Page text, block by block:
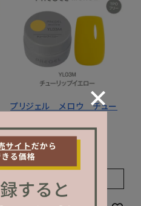
プリジェル メロウ チュー
SALE
定価 ¥1,320
販売価格
2026/07/23 0:00